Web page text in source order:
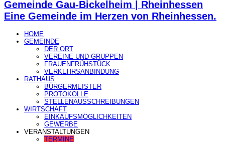
Gemeinde Gau-Bickelheim | Rheinhessen
Eine Gemeinde im Herzen von Rheinhessen.
HOME
GEMEINDE
DER ORT
VEREINE UND GRUPPEN
FRAUENFRÜHSTÜCK
VERKEHRSANBINDUNG
RATHAUS
BÜRGERMEISTER
PROTOKOLLE
STELLENAUSSCHREIBUNGEN
WIRTSCHAFT
EINKAUFSMÖGLICHKEITEN
GEWERBE
VERANSTALTUNGEN
TERMINE